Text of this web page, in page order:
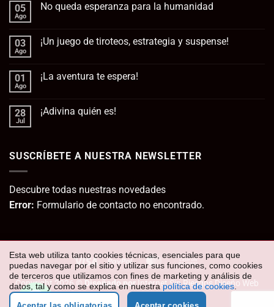
05
Ago
No queda esperanza para la humanidad
en
para
la
03
Ago
¡Un juego de tiroteos, estrategia y suspense!
en
tiroteos,
estrategia
01
Ago
¡La aventura te espera!
en
28
Jul
¡Adivina quién es!
¡Adivina
SUSCRÍBETE A NUESTRA NEWSLETTER
Descubre todas nuestras novedades
Error: Formulario de contacto no encontrado.
Visa PayPal MasterCardCash
On
Delivery
Copyright 2026 ©Diseñado por Internet Sin Riesgos Diseño Web
Esta web utiliza tanto cookies técnicas, esenciales para que
puedas navegar por el sitio y utilizar sus funciones, como cookies
de terceros que utilizamos con fines de marketing y análisis de
datos, tal y como se explica en nuestrapolítica de cookies.